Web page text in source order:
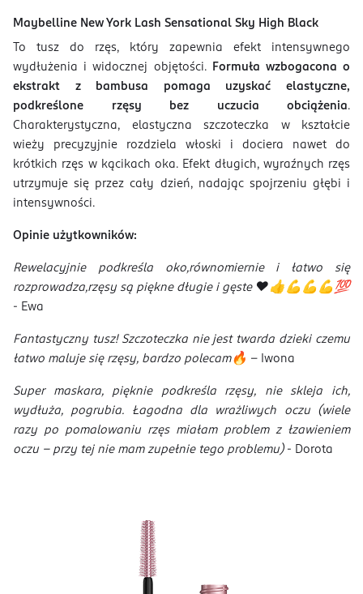
Maybelline New York Lash Sensational Sky High Black
To tusz do rzęs, który zapewnia efekt intensywnego
wydłużenia i widocznej objętości.
Formuła wzbogacona o
ekstrakt z bambusa pomaga uzyskać elastyczne,
podkreślone rzęsy bez uczucia obciążenia.
Charakterystyczna, elastyczna szczoteczka w kształcie
wieży precyzyjnie rozdziela włoski i dociera nawet do
krótkich rzęs w kącikach oka. Efekt długich, wyraźnych rzęs
utrzymuje się przez cały dzień, nadając spojrzeniu głębi i
intensywności.
Opinie użytkowników:
Rewelacyjnie podkreśla oko,równomiernie i łatwo się
rozprowadza,rzęsy są piękne długie i gęste ❤️👍️💪💪💪💯
- Ewa
Fantastyczny tusz! Szczoteczka nie jest twarda dzieki czemu
łatwo maluje się rzęsy, bardzo polecam🔥 - Iwona
Super maskara, pięknie podkreśla rzęsy, nie skleja ich,
wydłuża, pogrubia. Łagodna dla wrażliwych oczu (wiele
razy po pomalowaniu rzęs miałam problem z łzawieniem
oczu - przy tej nie mam zupełnie tego problemu) - Dorota